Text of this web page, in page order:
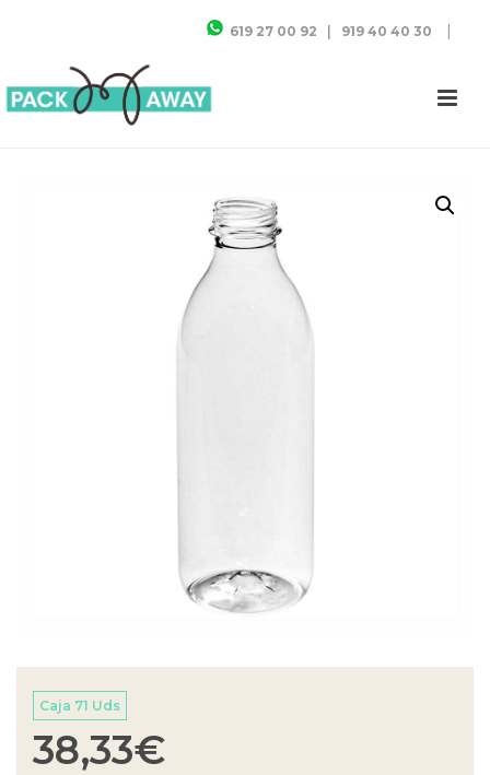
619 27 00 92 919 40 40 30 |
Caja 71 Uds
38,33€